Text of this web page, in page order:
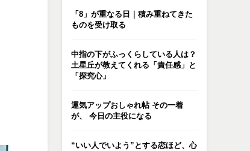
「8」が重なる日｜積み重ねてきた
ものを受け取る
中指の下がふっくらしている人は？
土星丘が教えてくれる「責任感」と
「探究心」
運気アップおしゃれ帖 その一着
が、 今日の主役になる
“いい人でいよう”とする恋ほど、心